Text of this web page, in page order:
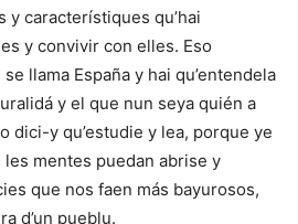
y característiques qu’hai
y convivir con elles. Eso
llama España y hai qu’entendela
y el que nun seya quién a
dici-y qu’estudie y lea, porque ye
les mentes puedan abrise y
que nos faen más bayurosos,
d’un pueblu.